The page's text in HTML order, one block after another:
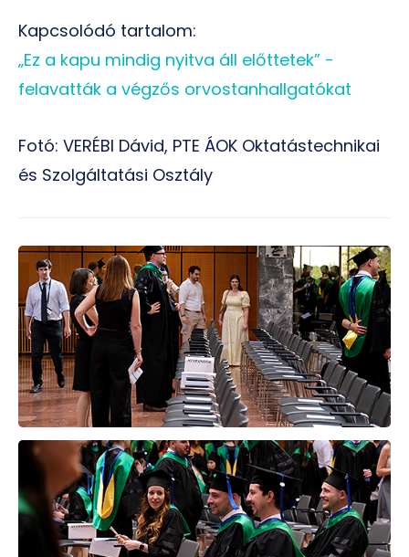
Kapcsolódó tartalom:
„Ez a kapu mindig nyitva áll előttetek” -
felavatták a végzős orvostanhallgatókat
Fotó: VERÉBI Dávid, PTE ÁOK Oktatástechnikai
és Szolgáltatási Osztály